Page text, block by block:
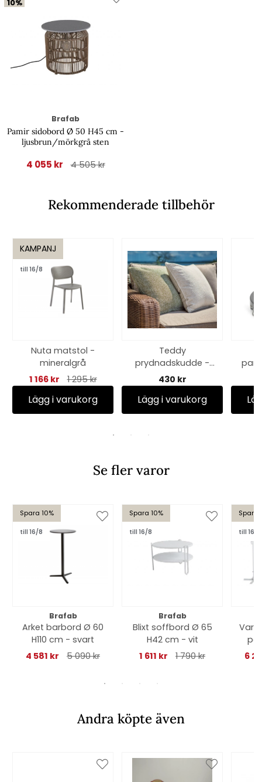
10%
Brafab
Pamir sidobord Ø 50 H45 cm -
ljusbrun/mörkgrå sten
4 055 kr 4 505 kr
Rekommenderade tillbehör
KAMPANJ
till 16/8
Nuta matstol -
mineralgrå
1 166 kr
1 295 kr
Lägg i varukorg
Teddy
prydnadskudde -
flera
färger-/storlekar
430 kr
Lägg i varukorg
Se fler varor
Spara 10%
till 16/8
Brafab
Arket barbord Ø 60
H110 cm - svart
4 581 kr
5 090 kr
Spara 10%
till 16/8
Brafab
Blixt soffbord Ø 65
H42 cm - vit
1 611 kr
1 790 kr
Spara
till 16/8
6
Andra köpte även